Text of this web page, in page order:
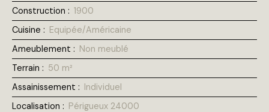
Construction : 1900
Cuisine : Equipée/Américaine
Ameublement : Non meublé
Terrain : 50 m²
Assainissement : Individuel
Localisation : Périgueux 24000